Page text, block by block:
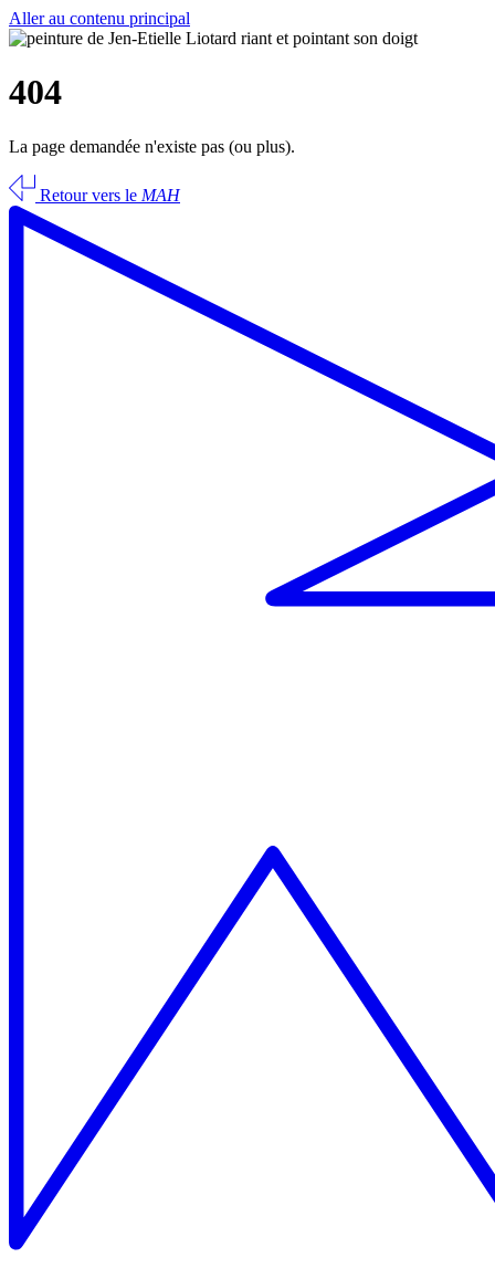
Aller au contenu principal
404
La page demandée n'existe pas (ou plus).
Retour vers le MAH